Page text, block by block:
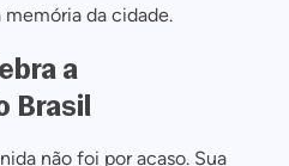
da cidade.
a
Brasil
não foi por acaso. Sua